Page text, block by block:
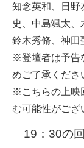
知念英和、日野
史、中島颯太、
鈴木秀脩、神田
※登壇者は予告
めご了承くださ
※こちらの上映
む可能性がござ
19：30の